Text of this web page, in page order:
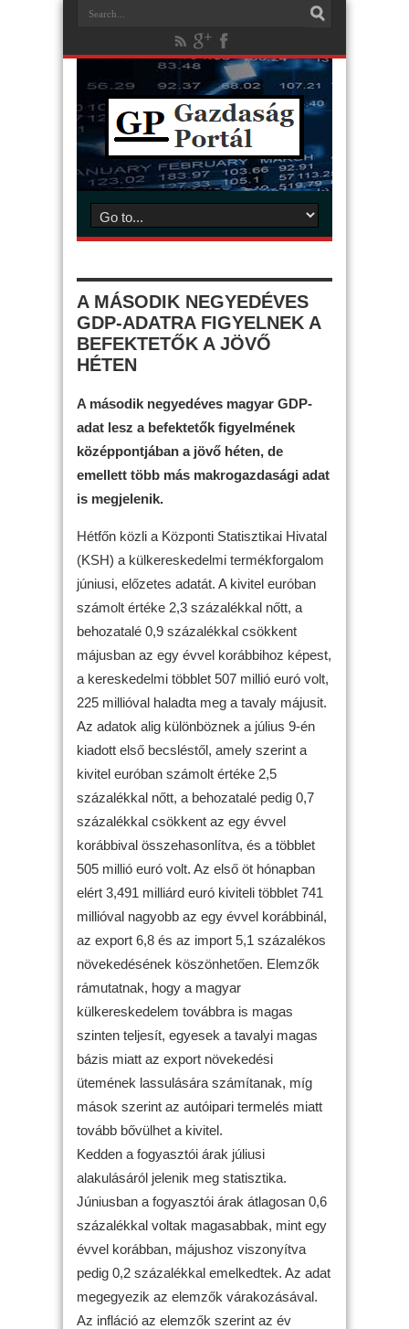
A MÁSODIK NEGYEDÉVES
GDP-ADATRA FIGYELNEK A
BEFEKTETŐK A JÖVŐ
HÉTEN
A második negyedéves magyar GDP-
adat lesz a befektetők figyelmének
középpontjában a jövő héten, de
emellett több más makrogazdasági adat
is megjelenik.
Hétfőn közli a Központi Statisztikai Hivatal
(KSH) a külkereskedelmi termékforgalom
júniusi, előzetes adatát. A kivitel euróban
számolt értéke 2,3 százalékkal nőtt, a
behozatalé 0,9 százalékkal csökkent
májusban az egy évvel korábbihoz képest,
a kereskedelmi többlet 507 millió euró volt,
225 millióval haladta meg a tavaly májusit.
Az adatok alig különböznek a július 9-én
kiadott első becsléstől, amely szerint a
kivitel euróban számolt értéke 2,5
százalékkal nőtt, a behozatalé pedig 0,7
százalékkal csökkent az egy évvel
korábbival összehasonlítva, és a többlet
505 millió euró volt. Az első öt hónapban
elért 3,491 milliárd euró kiviteli többlet 741
millióval nagyobb az egy évvel korábbinál,
az export 6,8 és az import 5,1 százalékos
növekedésének köszönhetően. Elemzők
rámutatnak, hogy a magyar
külkereskedelem továbbra is magas
szinten teljesít, egyesek a tavalyi magas
bázis miatt az export növekedési
ütemének lassulására számítanak, míg
mások szerint az autóipari termelés miatt
tovább bővülhet a kivitel.
Kedden a fogyasztói árak júliusi
alakulásáról jelenik meg statisztika.
Júniusban a fogyasztói árak átlagosan 0,6
százalékkal voltak magasabbak, mint egy
évvel korábban, májushoz viszonyítva
pedig 0,2 százalékkal emelkedtek. Az adat
megegyezik az elemzők várakozásával.
Az infláció az elemzők szerint az év